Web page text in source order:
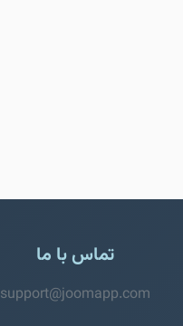
تماس با ما
support@joomapp.com